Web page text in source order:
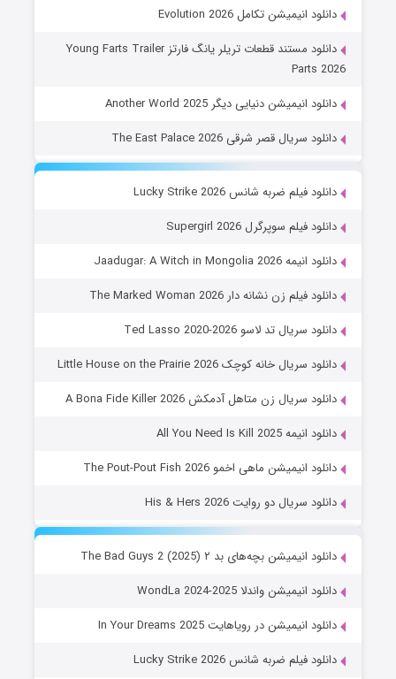
دانلود انیمیشن تکامل Evolution 2026
دانلود مستند قطعات تریلر یانگ فارتز Young Farts Trailer
Parts 2026
دانلود انیمیشن دنیایی دیگر Another World 2025
دانلود سریال قصر شرقی The East Palace 2026
دانلود فیلم ضربه شانس Lucky Strike 2026
دانلود فیلم سوپرگرل Supergirl 2026
دانلود انیمه Jaadugar: A Witch in Mongolia 2026
دانلود فیلم زن نشانه دار The Marked Woman 2026
دانلود سریال تد لاسو Ted Lasso 2020-2026
دانلود سریال خانه کوچک Little House on the Prairie 2026
دانلود سریال زن متاهل آدمکش A Bona Fide Killer 2026
دانلود انیمه All You Need Is Kill 2025
دانلود انیمیشن ماهی اخمو The Pout-Pout Fish 2026
دانلود سریال دو روایت His & Hers 2026
دانلود انیمیشن بچه‌های بد ۲ The Bad Guys 2 (2025)
دانلود انیمیشن واندلا WondLa 2024-2025
دانلود انیمیشن در رویاهایت In Your Dreams 2025
دانلود فیلم ضربه شانس Lucky Strike 2026